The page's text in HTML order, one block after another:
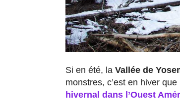
Si en été, la Vallée de
monstres, c’est en hiver
hivernal dans l’Ouest